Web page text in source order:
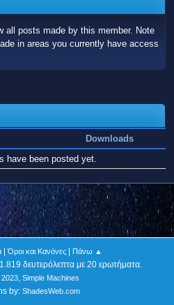
all posts made by this member. Note
in areas you currently have access
Downloads
have been posted yet.
|Όροι και Κανόνες| Πάνω ▲
δευτερόλεπτα με 20 ερωτήματα.
, Simple Machines
by: ShadesWeb.com